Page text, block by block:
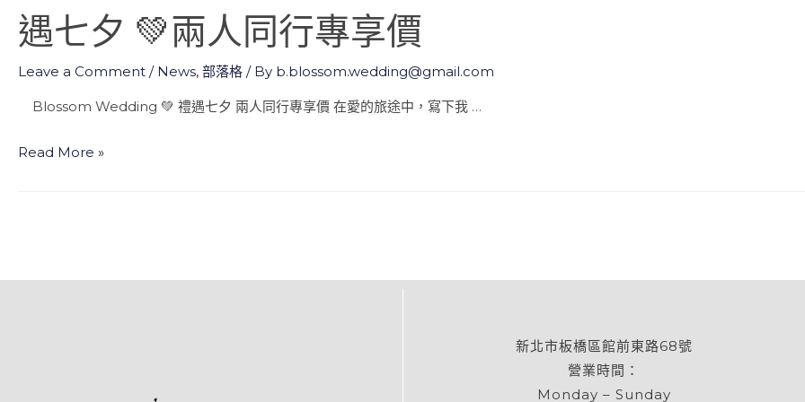
遇七夕 💚兩人同行專享價
Leave a Comment / News, 部落格 / By b.blossom.wedding@gmail.com
Blossom Wedding 💚 禮遇七夕 兩人同行專享價 在愛的旅途中，寫下我 …
Read More »
新北市板橋區館前東路68號
營業時間：
Monday – Sunday